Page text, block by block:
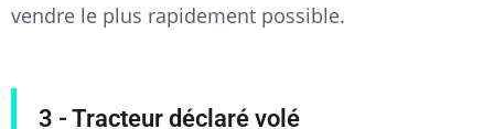
vendre le plus rapidement possible.
3 - Tracteur déclaré volé